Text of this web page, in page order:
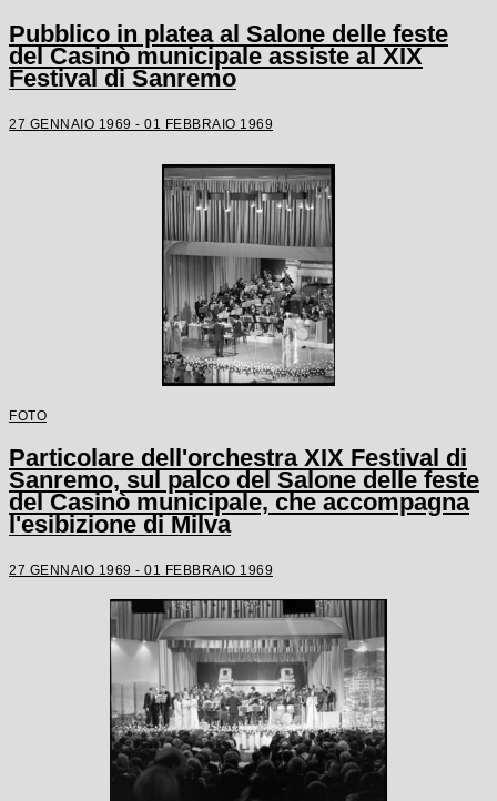
Pubblico in platea al Salone delle feste
del Casinò municipale assiste al XIX
Festival di Sanremo
27 GENNAIO 1969 - 01 FEBBRAIO 1969
FOTO
Particolare dell'orchestra XIX Festival di
Sanremo, sul palco del Salone delle feste
del Casinò municipale, che accompagna
l'esibizione di Milva
27 GENNAIO 1969 - 01 FEBBRAIO 1969